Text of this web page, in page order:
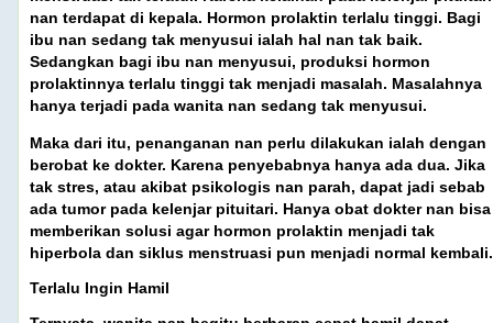
nan terdapat di kepala. Hormon prolaktin terlalu tinggi. Bagi
ibu nan sedang tak menyusui ialah hal nan tak baik.
Sedangkan bagi ibu nan menyusui, produksi hormon
prolaktinnya terlalu tinggi tak menjadi masalah. Masalahnya
hanya terjadi pada wanita nan sedang tak menyusui.
Maka dari itu, penanganan nan perlu dilakukan ialah dengan
berobat ke dokter. Karena penyebabnya hanya ada dua. Jika
tak stres, atau akibat psikologis nan parah, dapat jadi sebab
ada tumor pada kelenjar pituitari. Hanya obat dokter nan bisa
memberikan solusi agar hormon prolaktin menjadi tak
hiperbola dan siklus menstruasi pun menjadi normal kembali.
Terlalu Ingin Hamil